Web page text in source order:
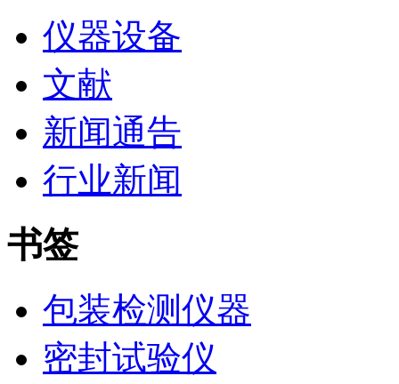
仪器设备
文献
新闻通告
行业新闻
书签
包装检测仪器
密封试验仪